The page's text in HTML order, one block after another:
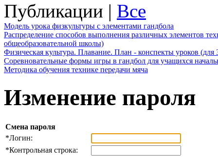
Публикации | Все
Модель урока физкультуры с элементами гандбола
Распределение способов выполнения различных элементов
общеобразовательной школы)
Физическая культура. Плавание. План - конспекты уроков (для
Соревновательные формы игры в гандбол для учащихся
Методика обучения технике передачи мяча
Изменение пароля
Смена пароля
*Логин:
*Контрольная строка: